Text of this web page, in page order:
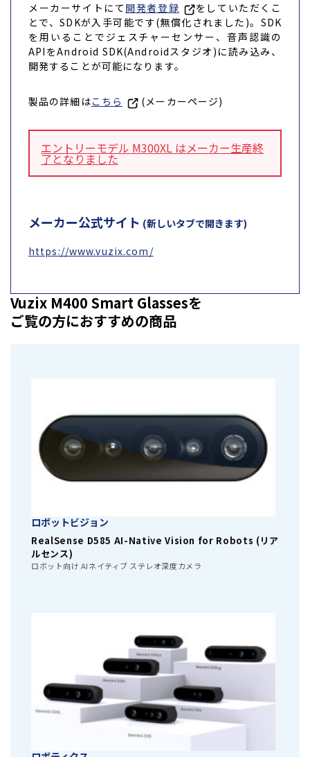
メーカーサイトにて 開発者登録
をしていただくこ
とで、SDKが入手可能です(無償化されました)。SDK
を用いることでジェスチャーセンサー、音声認識の
APIをAndroid SDK(Androidスタジオ)に読み込み、
開発することが可能になります。
製品の詳細はこちら (メーカーページ)
エントリーモデル M300XL はメーカー生産終
了となりました
メーカー公式サイト (新しいタブで開きます)
https://www.vuzix.com/
Vuzix M400 Smart Glassesを
ご覧の方におすすめの商品
ロボットビジョン
RealSense D585 AI-Native Vision for Robots (リア
ルセンス)
ロボット向け AIネイティブ ステレオ深度カメラ